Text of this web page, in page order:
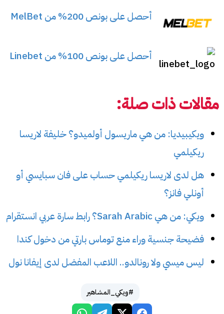
أحصل على بونص 200% من MelBet
أحصل على بونص 100% من Linebet
مقالات ذات صلة:
ويكيبيديا: من هي ماريسول أولميدو؟ خليفة لاريسا
ريكيلمي
هل لدى لاريسا ريكيلمي حساب على فان سبايسي أو
أونلي فانز؟
ويكي: من هي Sarah Arabic؟ رابط سارة عربي انستقرام
فضيحة جنسية وراء منع توماس بارتي من دخول كندا
ليس ميسي ولا رونالدو.. اللاعب المفضل لدى إيفانا نول
#ويكي_المشاهير